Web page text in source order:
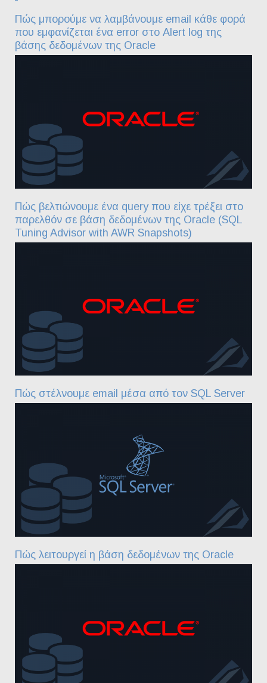
Πώς μπορούμε να λαμβάνουμε email κάθε φορά
που εμφανίζεται ένα error στο Alert log της
βάσης δεδομένων της Oracle
Πώς βελτιώνουμε ένα query που είχε τρέξει στο
παρελθόν σε βάση δεδομένων της Oracle (SQL
Tuning Advisor with AWR Snapshots)
Πώς στέλνουμε email μέσα από τον SQL Server
Πώς λειτουργεί η βάση δεδομένων της Oracle